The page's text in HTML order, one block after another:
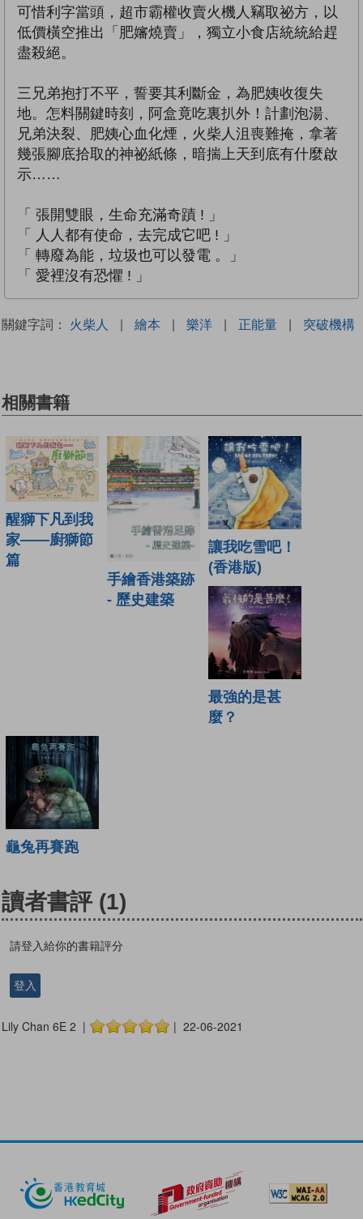
可惜利字當頭，超市霸權收賣火機人竊取祕方，以
低價橫空推出「肥嬸燒賣」，獨立小食店統統給趕
盡殺絕。
三兄弟抱打不平，誓要其利斷金，為肥姨收復失
地。怎料關鍵時刻，阿盒竟吃裏扒外！計劃泡湯、
兄弟決裂、肥姨心血化煙，火柴人沮喪難掩，拿著
幾張腳底拾取的神祕紙條，暗揣上天到底有什麼啟
示……
「 張開雙眼，生命充滿奇蹟 ! 」
「 人人都有使命，去完成它吧 ! 」
「 轉廢為能，垃圾也可以發電 。」
「 愛裡沒有恐懼 ! 」
關鍵字詞： 火柴人 | 繪本 | 樂洋 | 正能量 | 突破機構
相關書籍
醒獅下凡到我
家——廚獅節
篇
手繪香港築跡
- 歷史建築
讓我吃雪吧！
(香港版)
最強的是甚
麼？
龜兔再賽跑
讀者書評 (1)
請登入給你的書籍評分
登入
Lily Chan 6E 2 | | 22-06-2021